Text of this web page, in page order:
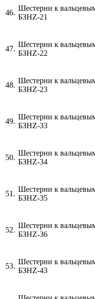
46.
Шестерни к
БЗНZ-21
47.
Шестерни к
БЗНZ-22
48.
Шестерни к
БЗНZ-23
49.
Шестерни к
БЗНZ-33
50.
Шестерни к
БЗНZ-34
51.
Шестерни к
БЗНZ-35
52.
Шестерни к
БЗНZ-36
53.
Шестерни к
БЗНZ-43